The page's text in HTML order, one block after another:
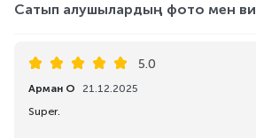
Сатып алушылардың фото мен
5.0
Арман О
21.12.2025
Super.